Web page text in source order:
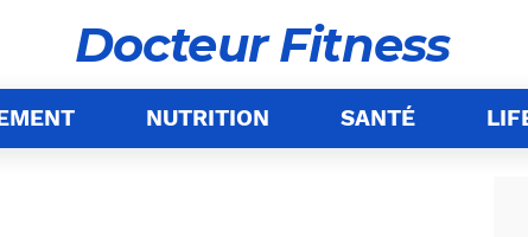
Docteur Fitness
NUTRITION SANTÉ